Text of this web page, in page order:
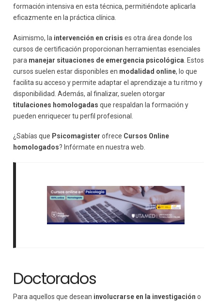
formación intensiva en esta técnica, permitiéndote aplicarla
eficazmente en la práctica clínica.
Asimismo, la intervención en crisis es otra área donde los
cursos de certificación proporcionan herramientas esenciales
para manejar situaciones de emergencia psicológica . Estos
cursos suelen estar disponibles en modalidad online, lo que
facilita su acceso y permite adaptar el aprendizaje a tu ritmo y
disponibilidad. Además, al finalizar, suelen otorgar
titulaciones homologadas que respaldan la formación y
pueden enriquecer tu perfil profesional.
¿Sabías que Psicomagister ofrece Cursos Online
homologados? Infórmate en nuestra web.
Doctorados
Para aquellos que desean involucrarse en la investigación o